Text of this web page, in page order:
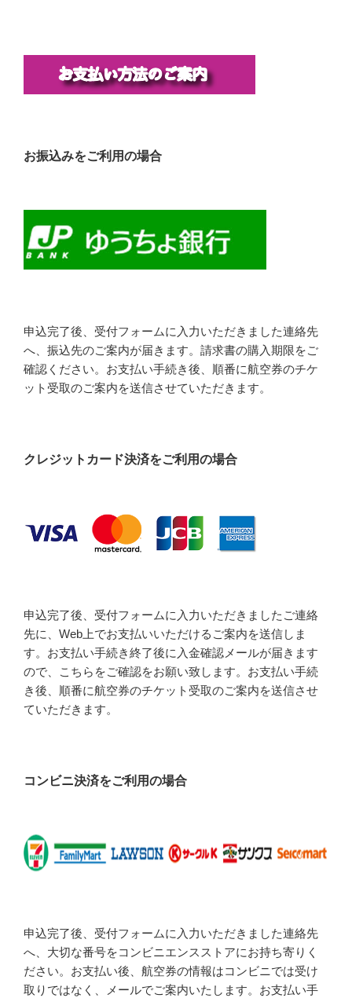
お振込みをご利用の場合
申込完了後、受付フォームに入力いただきました連絡先
へ、振込先のご案内が届きます。請求書の購入期限をご
確認ください。お支払い手続き後、順番に航空券のチケ
ット受取のご案内を送信させていただきます。
クレジットカード決済をご利用の場合
申込完了後、受付フォームに入力いただきましたご連絡
先に、Web上でお支払いいただけるご案内を送信しま
す。お支払い手続き終了後に入金確認メールが届きます
ので、こちらをご確認をお願い致します。お支払い手続
き後、順番に航空券のチケット受取のご案内を送信させ
ていただきます。
コンビニ決済をご利用の場合
申込完了後、受付フォームに入力いただきました連絡先
へ、大切な番号をコンビニエンスストアにお持ち寄りく
ださい。お支払い後、航空券の情報はコンビニでは受け
取りではなく、メールでご案内いたします。お支払い手